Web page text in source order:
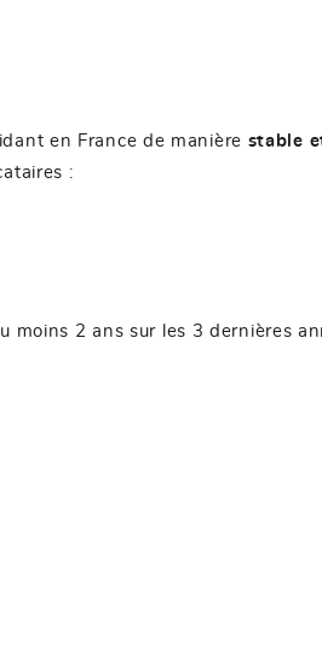
en France de manière stable
:
moins 2 ans sur les 3 dernières